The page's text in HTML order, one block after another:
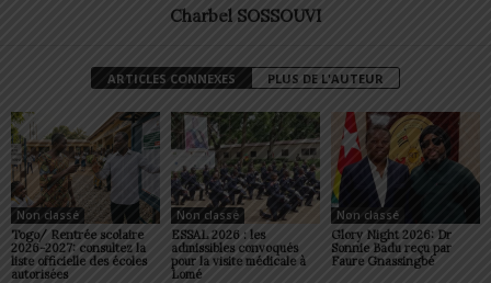
Charbel SOSSOUVI
ARTICLES CONNEXES PLUS DE L'AUTEUR
Non classé
Togo/ Rentrée scolaire
2026-2027: consultez la
liste officielle des écoles
autorisées
Non classé
ESSAL 2026 : les
admissibles convoqués
pour la visite médicale à
Lomé
Non classé
Glory Night 2026: Dr
Sonnie Badu reçu par
Faure Gnassingbé